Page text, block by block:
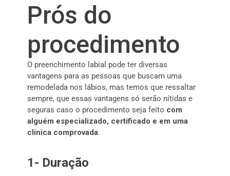
Prós do
procedimento
O preenchimento labial pode ter diversas
vantagens para as pessoas que buscam uma
remodelada nos lábios, mas temos que ressaltar
sempre, que essas vantagens só serão nítidas e
seguras caso o procedimento seja feito com
alguém especializado, certificado e em uma
clínica comprovada.
1- Duração